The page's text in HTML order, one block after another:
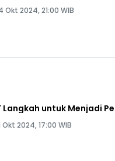
Okt 2024, 21:00 WIB
Langkah untuk Menjadi
Okt 2024, 17:00 WIB